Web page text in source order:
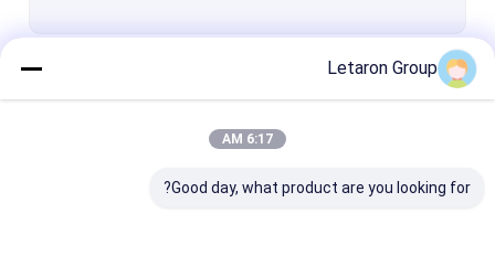
Letaron Group
6:17 AM
Good day, what product are you looking for?